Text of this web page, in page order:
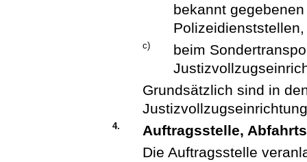
bekannt
Polizeidienststellen,
c)
beim
Grundsätzlich sind in
4.
Auftragsstelle,
Die Auftragsstelle